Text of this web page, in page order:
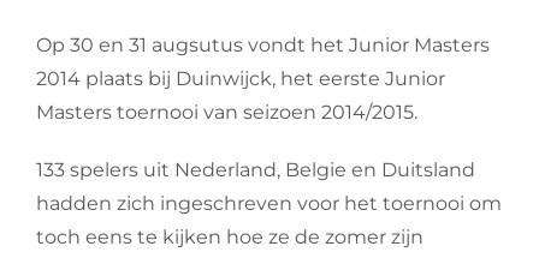
Op 30 en 31 augsutus vondt het Junior Masters
2014 plaats bij Duinwijck, het eerste Junior
Masters toernooi van seizoen 2014/2015.
133 spelers uit Nederland, Belgie en Duitsland
hadden zich ingeschreven voor het toernooi om
toch eens te kijken hoe ze de zomer zijn